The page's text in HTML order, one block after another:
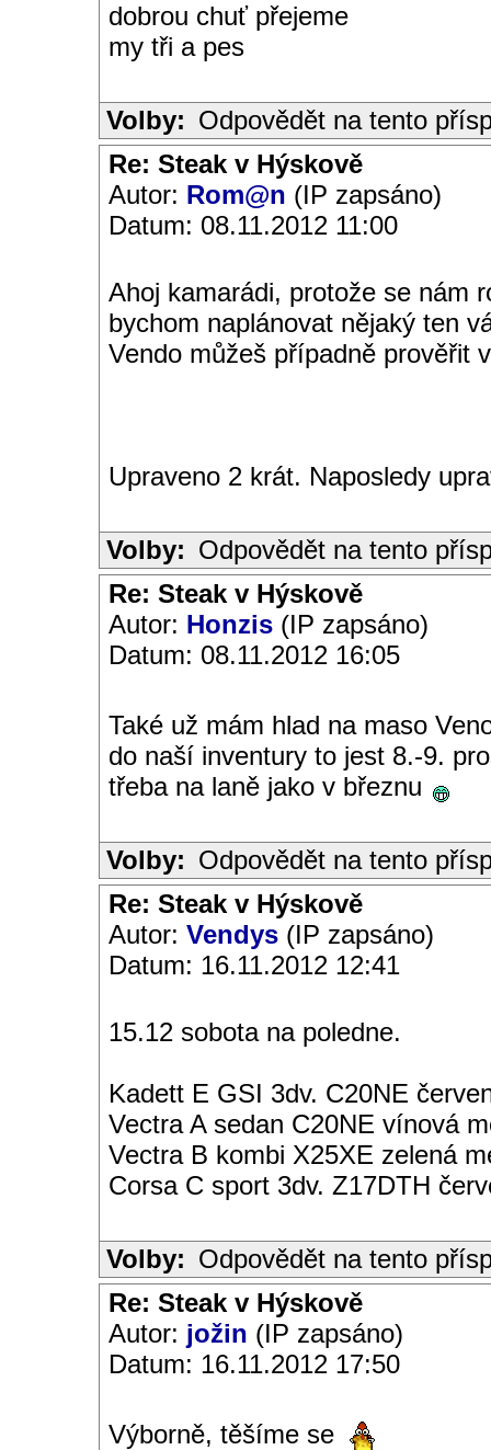
dobrou chuť přejeme
my tři a pes
Volby: Odpovědět na tento
Re: Steak v Hýskově
Autor: Rom@n (IP zapsáno)
Datum: 08.11.2012 11:00
Ahoj kamarádi, protože se nám
bychom naplánovat nějaký ten
Vendo můžeš případně prověřit
Upraveno 2 krát. Naposledy
Volby: Odpovědět na tento
Re: Steak v Hýskově
Autor: Honzis (IP zapsáno)
Datum: 08.11.2012 16:05
Také už mám hlad na maso
do naší inventury to jest 8.-9.
třeba na laně jako v březnu
Volby: Odpovědět na tento
Re: Steak v Hýskově
Autor: Vendys (IP zapsáno)
Datum: 16.11.2012 12:41
15.12 sobota na poledne.
Kadett E GSI 3dv. C20NE
Vectra A sedan C20NE vínová
Vectra B kombi X25XE zelená
Corsa C sport 3dv. Z17DTH
Volby: Odpovědět na tento
Re: Steak v Hýskově
Autor: jožin (IP zapsáno)
Datum: 16.11.2012 17:50
Výborně, těšíme se